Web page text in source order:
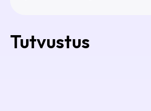
Tutvustus